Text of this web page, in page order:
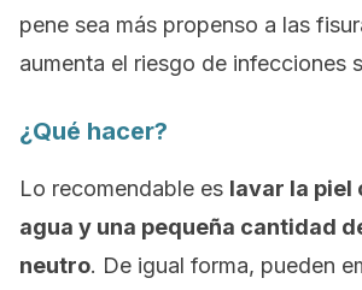
pene sea más propenso a las
aumenta el riesgo de infecciones
¿Qué hacer?
Lo recomendable es lavar la piel
agua y una pequeña cantidad
neutro. De igual forma, pueden